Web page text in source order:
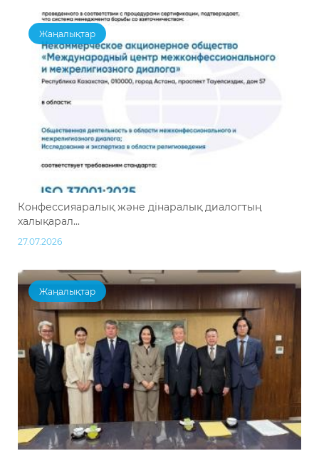
Жаңалықтар
Конфессияаралық және дінаралық диалогтың
халықарал...
27.07.2026
Жаңалықтар